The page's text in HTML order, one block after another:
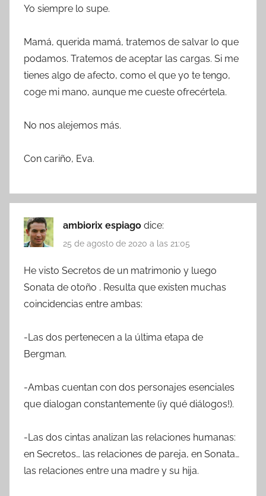
Yo siempre lo supe.
Mamá, querida mamá, tratemos de salvar lo que
podamos. Tratemos de aceptar las cargas. Si me
tienes algo de afecto, como el que yo te tengo,
coge mi mano, aunque me cueste ofrecértela.
No nos alejemos más.
Con cariño, Eva.
ambiorix espiago dice:
25 de agosto de 2020 a las 21:05
He visto Secretos de un matrimonio y luego
Sonata de otoño . Resulta que existen muchas
coincidencias entre ambas:
-Las dos pertenecen a la última etapa de
Bergman.
-Ambas cuentan con dos personajes esenciales
que dialogan constantemente (¡y qué diálogos!).
-Las dos cintas analizan las relaciones humanas:
en Secretos… las relaciones de pareja, en Sonata…
las relaciones entre una madre y su hija.